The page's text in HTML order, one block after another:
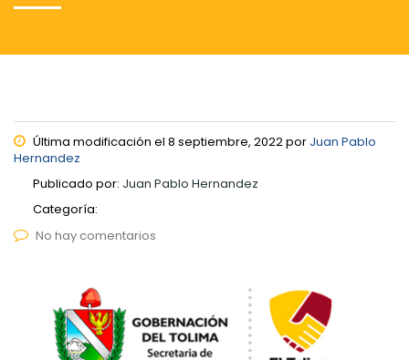
Última modificación el 8 septiembre, 2022 por Juan Pablo
Hernandez
Publicado por: Juan Pablo Hernandez
Categoría:
No hay comentarios